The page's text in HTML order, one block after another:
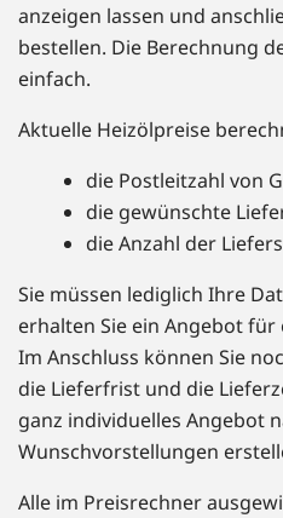
anzeigen lassen und
bestellen. Die Berechnung
einfach.
Aktuelle Heizölpreise
die Postleitzahl von
die gewünschte
die Anzahl der
Sie müssen lediglich Ihre
erhalten Sie ein Angebot
Im Anschluss können Sie
die Lieferfrist und die
ganz individuelles Angebot
Wunschvorstellungen
Alle im Preisrechner